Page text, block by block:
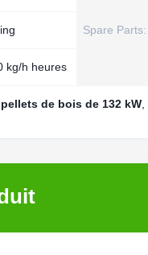
Spare Parts:
kg/h heures
de bois de 132 kW